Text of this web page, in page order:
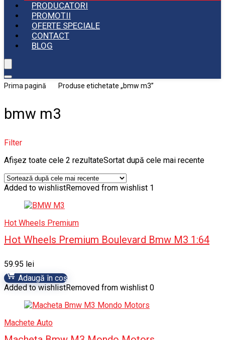
PRODUCATORI
PROMOTII
OFERTE SPECIALE
CONTACT
BLOG
Prima pagină Produse etichetate „bmw m3”
bmw m3
Filter
Afișez toate cele 2 rezultateSortat după cele mai recente
Added to wishlistRemoved from wishlist 1
Hot Wheels Premium
Hot Wheels Premium Boulevard Bmw M3 1:64
59.95 lei
Adaugă în coș
Added to wishlistRemoved from wishlist 0
Machete Auto